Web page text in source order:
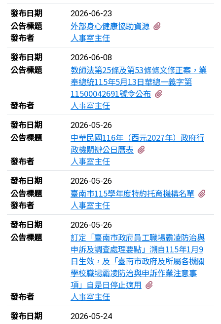
發布日期
2026-06-23
公告標題 外部身心健康協助資源
發布者
人事室主任
發布日期
2026-06-08
公告標題
教師法第25條及第53條條文修正案，業
奉總統115年5月13日華總一義字第
11500042691號令公布
發布者
人事室主任
發布日期
2026-05-26
公告標題
中華民國116年（西元2027年）政府行
政機關辦公日曆表
發布者
人事室主任
發布日期
2026-05-26
公告標題 臺南市115學年度特約托育機構名單
發布者
人事室主任
發布日期
2026-05-26
公告標題
訂定「臺南市政府員工職場霸凌防治與
申訴及調查處理要點」溯自115年1月9
日生效，及「臺南市政府及所屬各機關
學校職場霸凌防治與申訴作業注意事
項」自是日停止適用
發布者
人事室主任
發布日期
2026-05-24